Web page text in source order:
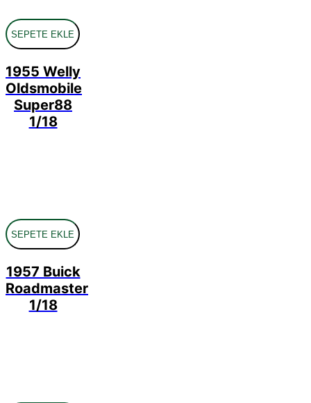
SEPETE EKLE
1955 Welly
Oldsmobile
Super88
1/18
SEPETE EKLE
1957 Buick
Roadmaster
1/18